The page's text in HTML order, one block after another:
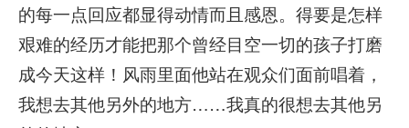
的每一点回应都显得动情而且感恩。得要是怎样
艰难的经历才能把那个曾经目空一切的孩子打磨
成今天这样！风雨里面他站在观众们面前唱着，
我想去其他另外的地方……我真的很想去其他另